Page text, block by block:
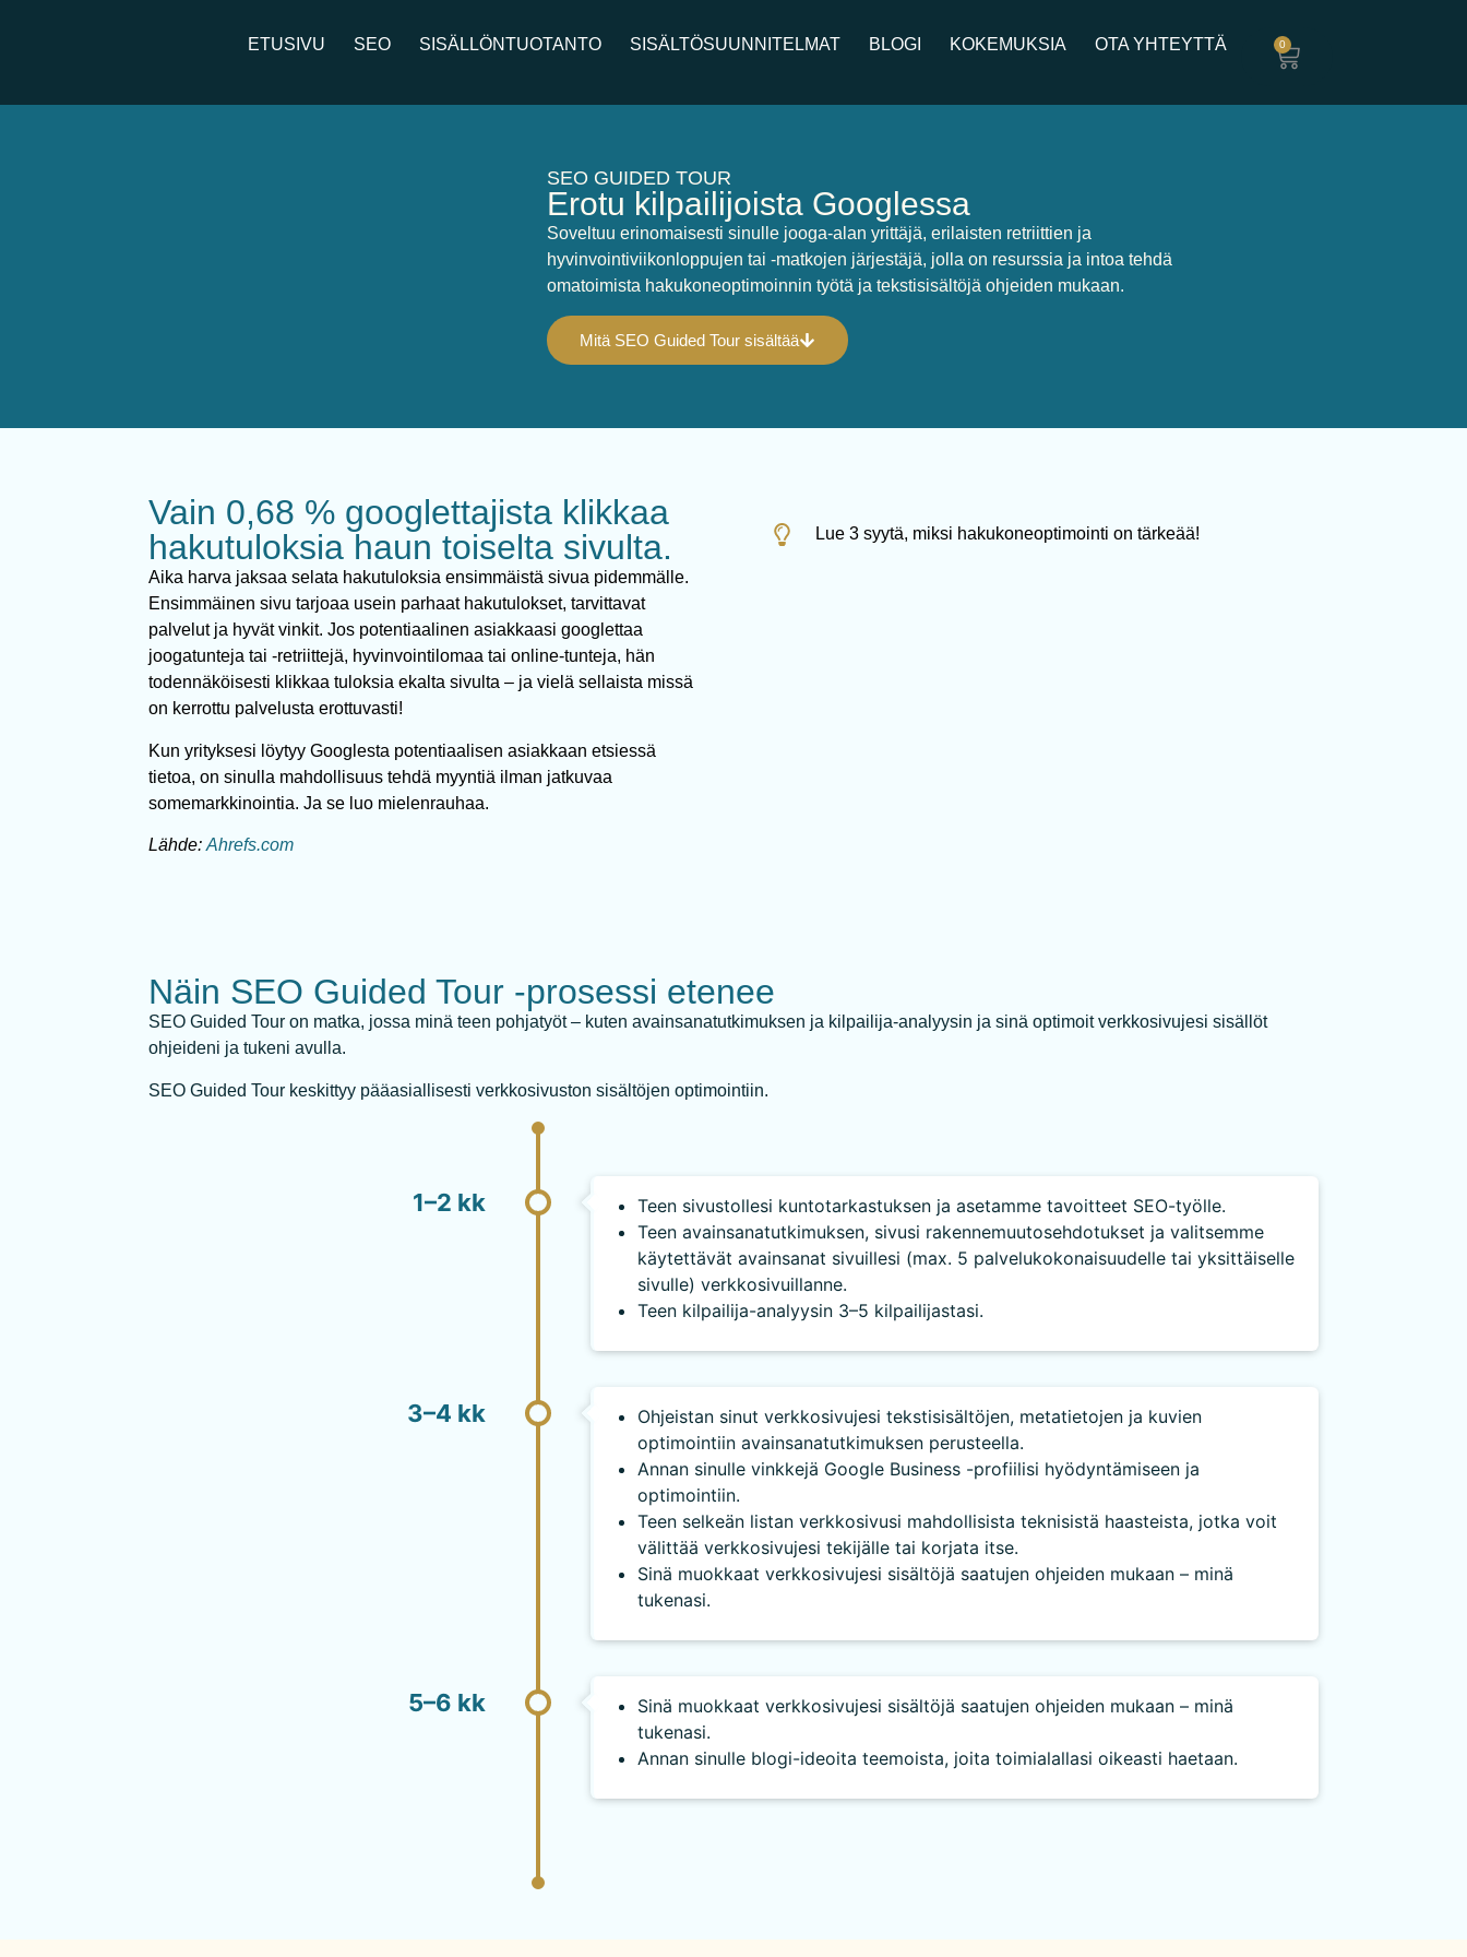
ETUSIVU SEO SISÄLLÖNTUOTANTO SISÄLTÖSUUNNITELMAT BLOGI KOKEMUKSIA OTA YHTEYTTÄ 0
SEO GUIDED TOUR
Erotu kilpailijoista Googlessa
Soveltuu erinomaisesti sinulle jooga-alan yrittäjä, erilaisten retriittien ja
hyvinvointiviikonloppujen tai -matkojen järjestäjä, jolla on resurssia ja intoa tehdä
omatoimista hakukoneoptimoinnin työtä ja tekstisisältöjä ohjeiden mukaan.
Mitä SEO Guided Tour sisältää
Vain 0,68 % googlettajista klikkaa
hakutuloksia haun toiselta sivulta.
Aika harva jaksaa selata hakutuloksia ensimmäistä sivua pidemmälle.
Ensimmäinen sivu tarjoaa usein parhaat hakutulokset, tarvittavat
palvelut ja hyvät vinkit. Jos potentiaalinen asiakkaasi googlettaa
joogatunteja tai -retriittejä, hyvinvointilomaa tai online-tunteja, hän
todennäköisesti klikkaa tuloksia ekalta sivulta – ja vielä sellaista missä
on kerrottu palvelusta erottuvasti!
Kun yrityksesi löytyy Googlesta potentiaalisen asiakkaan etsiessä
tietoa, on sinulla mahdollisuus tehdä myyntiä ilman jatkuvaa
somemarkkinointia. Ja se luo mielenrauhaa.
Lähde:Ahrefs.com
Lue 3 syytä, miksi hakukoneoptimointi on tärkeää!
Näin SEO Guided Tour -prosessi etenee
SEO Guided Tour on matka, jossa minä teen pohjatyöt – kuten avainsanatutkimuksen ja kilpailija-analyysin ja sinä optimoit verkkosivujesi sisällöt
ohjeideni ja tukeni avulla.
SEO Guided Tour keskittyy pääasiallisesti verkkosivuston sisältöjen optimointiin.
1–2 kk
Teen sivustollesi kuntotarkastuksen ja asetamme tavoitteet SEO-työlle.
Teen avainsanatutkimuksen, sivusi rakennemuutosehdotukset ja valitsemme
käytettävät avainsanat sivuillesi (max. 5 palvelukokonaisuudelle tai yksittäiselle
sivulle) verkkosivuillanne.
Teen kilpailija-analyysin 3–5 kilpailijastasi.
3–4 kk
Ohjeistan sinut verkkosivujesi tekstisisältöjen, metatietojen ja kuvien
optimointiin avainsanatutkimuksen perusteella.
Annan sinulle vinkkejä Google Business -profiilisi hyödyntämiseen ja
optimointiin.
Teen selkeän listan verkkosivusi mahdollisista teknisistä haasteista, jotka voit
välittää verkkosivujesi tekijälle tai korjata itse.
Sinä muokkaat verkkosivujesi sisältöjä saatujen ohjeiden mukaan – minä
tukenasi.
5–6 kk
Sinä muokkaat verkkosivujesi sisältöjä saatujen ohjeiden mukaan – minä
tukenasi.
Annan sinulle blogi-ideoita teemoista, joita toimialallasi oikeasti haetaan.